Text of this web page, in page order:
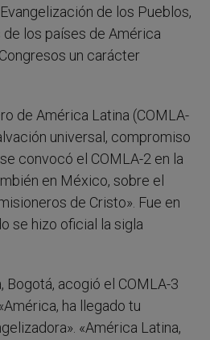
de los Pueblos,
los países de América
un carácter
de América Latina (COMLA-
universal, compromiso
convocó el COMLA-2 en la
en México, sobre el
de Cristo». Fue en
se hizo oficial la sigla
Bogotá, acogió el COMLA-3
ha llegado tu
«América Latina,